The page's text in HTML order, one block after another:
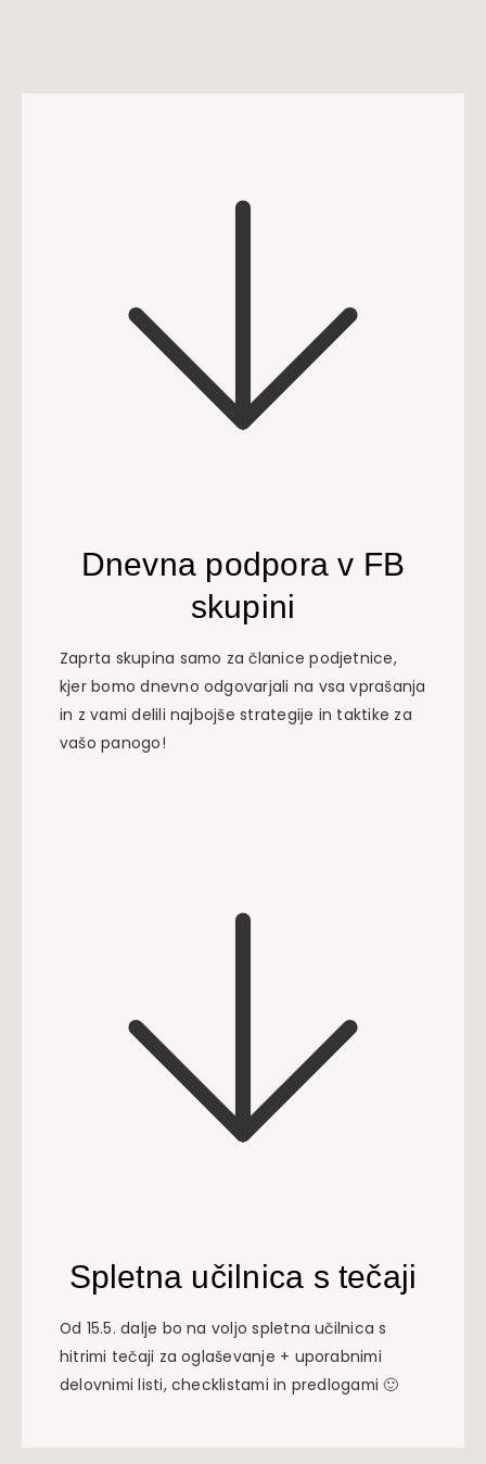
Dnevna podpora v FB
skupini
Zaprta skupina samo za članice podjetnice,
kjer bomo dnevno odgovarjali na vsa vprašanja
in z vami delili najbojše strategije in taktike za
vašo panogo!
Spletna učilnica s tečaji
Od 15.5. dalje bo na voljo spletna učilnica s
hitrimi tečaji za oglaševanje + uporabnimi
delovnimi listi, checklistami in predlogami 🙂